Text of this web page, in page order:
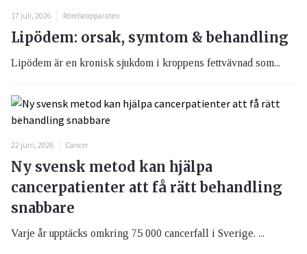
17 juli, 2026 Rörelseapparaten
Lipödem: orsak, symtom & behandling
Lipödem är en kronisk sjukdom i kroppens fettvävnad som...
22 juni, 2026 Cancer
Ny svensk metod kan hjälpa
cancerpatienter att få rätt behandling
snabbare
Varje år upptäcks omkring 75 000 cancerfall i Sverige. ...